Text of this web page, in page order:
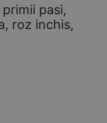
pasi,
roz inchis,